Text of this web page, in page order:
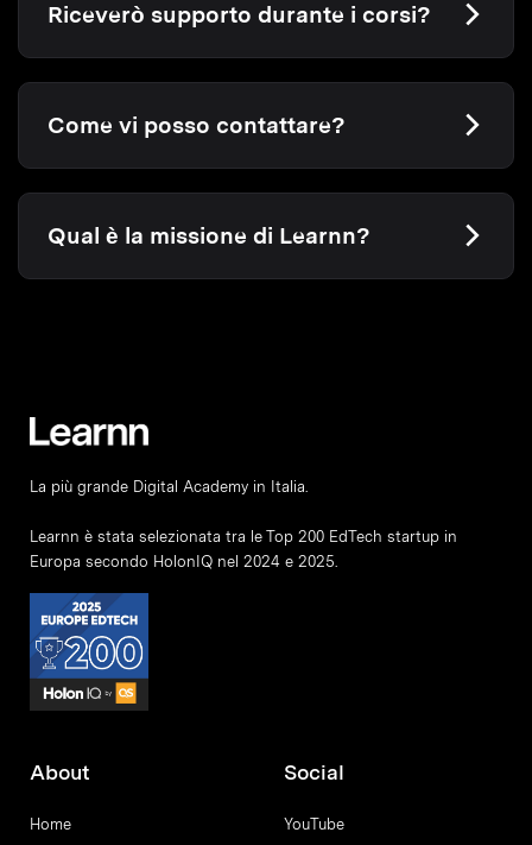
Riceverò supporto durante i corsi?
Come vi posso contattare?
Qual è la missione di Learnn?
La più grande Digital Academy in Italia.
Learnn è stata selezionata tra le Top 200 EdTech startup in
Europa secondo HolonIQ nel 2024 e 2025.
About
Home
Social
YouTube